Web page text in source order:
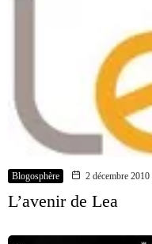
Blogosphère 2 décembre 2010
L’avenir de Lea